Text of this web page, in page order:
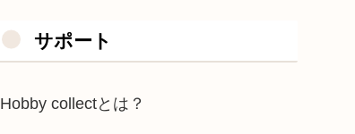
サポート
Hobby collectとは？